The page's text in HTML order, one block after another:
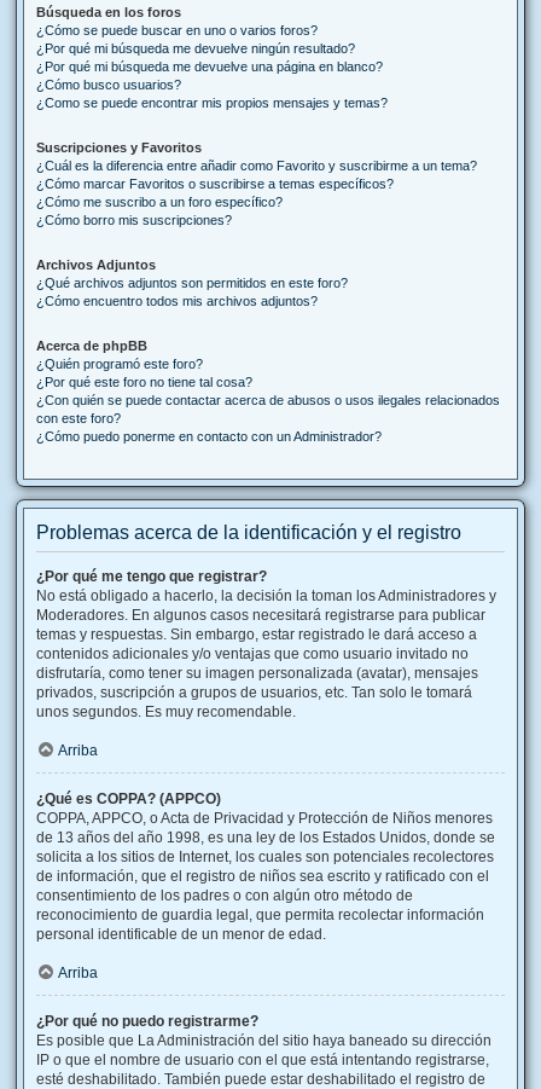
Búsqueda en los foros
¿Cómo se puede buscar en uno o varios foros?
¿Por qué mi búsqueda me devuelve ningún resultado?
¿Por qué mi búsqueda me devuelve una página en blanco?
¿Cómo busco usuarios?
¿Como se puede encontrar mis propios mensajes y temas?
Suscripciones y Favoritos
¿Cuál es la diferencia entre añadir como Favorito y suscribirme a un tema?
¿Cómo marcar Favoritos o suscribirse a temas específicos?
¿Cómo me suscribo a un foro específico?
¿Cómo borro mis suscripciones?
Archivos Adjuntos
¿Qué archivos adjuntos son permitidos en este foro?
¿Cómo encuentro todos mis archivos adjuntos?
Acerca de phpBB
¿Quién programó este foro?
¿Por qué este foro no tiene tal cosa?
¿Con quién se puede contactar acerca de abusos o usos ilegales relacionados
con este foro?
¿Cómo puedo ponerme en contacto con un Administrador?
Problemas acerca de la identificación y el registro
¿Por qué me tengo que registrar?
No está obligado a hacerlo, la decisión la toman los Administradores y
Moderadores. En algunos casos necesitará registrarse para publicar
temas y respuestas. Sin embargo, estar registrado le dará acceso a
contenidos adicionales y/o ventajas que como usuario invitado no
disfrutaría, como tener su imagen personalizada (avatar), mensajes
privados, suscripción a grupos de usuarios, etc. Tan solo le tomará
unos segundos. Es muy recomendable.
Arriba
¿Qué es COPPA? (APPCO)
COPPA, APPCO, o Acta de Privacidad y Protección de Niños menores
de 13 años del año 1998, es una ley de los Estados Unidos, donde se
solicita a los sitios de Internet, los cuales son potenciales recolectores
de información, que el registro de niños sea escrito y ratificado con el
consentimiento de los padres o con algún otro método de
reconocimiento de guardia legal, que permita recolectar información
personal identificable de un menor de edad.
Arriba
¿Por qué no puedo registrarme?
Es posible que La Administración del sitio haya baneado su dirección
IP o que el nombre de usuario con el que está intentando registrarse,
esté deshabilitado. También puede estar deshabilitado el registro de